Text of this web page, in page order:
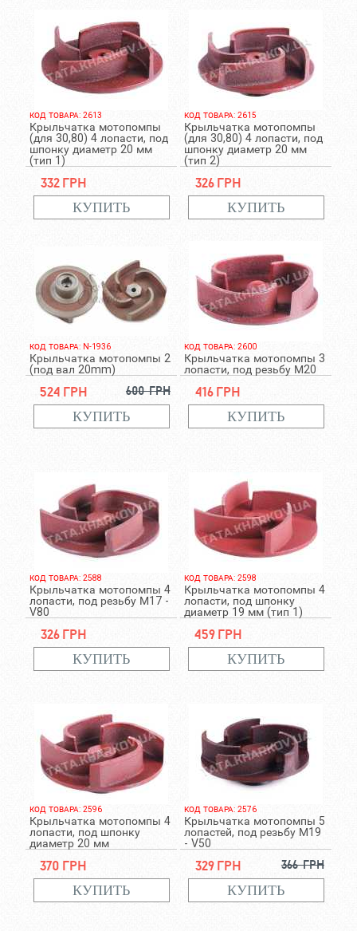
КОД ТОВАРА: 2613
Крыльчатка мотопомпы
(для 30,80) 4 лопасти, под
шпонку диаметр 20 мм
(тип 1)
332 грн
КОД ТОВАРА: 2615
Крыльчатка мотопомпы
(для 30,80) 4 лопасти, под
шпонку диаметр 20 мм
(тип 2)
326 грн
КОД ТОВАРА: N-1936
Крыльчатка мотопомпы 2
(под вал 20mm)
524 грн 600 грн
КОД ТОВАРА: 2600
Крыльчатка мотопомпы 3
лопасти, под резьбу М20
416 грн
КОД ТОВАРА: 2588
Крыльчатка мотопомпы 4
лопасти, под резьбу М17 -
V80
326 грн
КОД ТОВАРА: 2598
Крыльчатка мотопомпы 4
лопасти, под шпонку
диаметр 19 мм (тип 1)
459 грн
КОД ТОВАРА: 2596
Крыльчатка мотопомпы 4
лопасти, под шпонку
диаметр 20 мм
370 грн
КОД ТОВАРА: 2576
Крыльчатка мотопомпы 5
лопастей, под резьбу М19
- V50
329 грн 366 грн